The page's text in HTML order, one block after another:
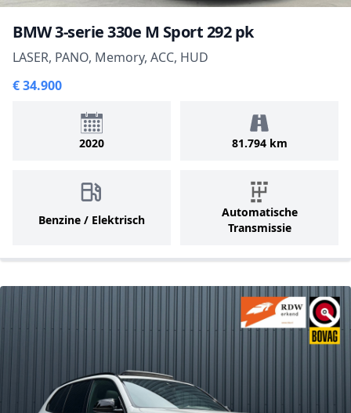
BMW 3-serie 330e M Sport 292 pk
LASER, PANO, Memory, ACC, HUD
€ 34.900
2020 81.794 km
Benzine / Elektrisch
Automatische
Transmissie